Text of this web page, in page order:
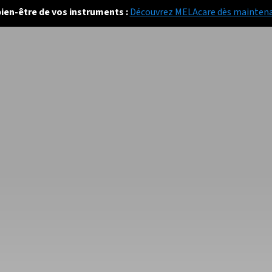
être de vos instruments :Découvrez MELAcare dès